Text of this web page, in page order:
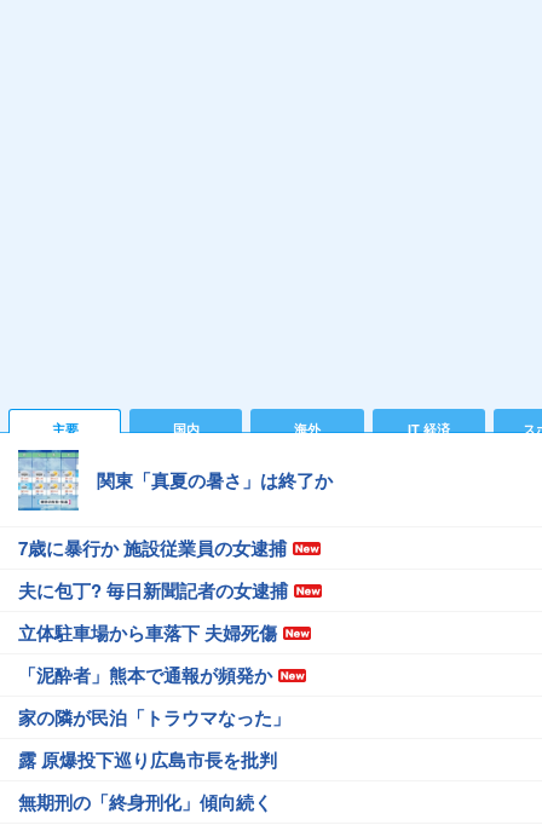
主要 国内 海外 IT 経済 ス
関東「真夏の暑さ」は終了か
7歳に暴行か 施設従業員の女逮捕
夫に包丁? 毎日新聞記者の女逮捕
立体駐車場から車落下 夫婦死傷
「泥酔者」熊本で通報が頻発か
家の隣が民泊「トラウマなった」
露 原爆投下巡り広島市長を批判
無期刑の「終身刑化」傾向続く